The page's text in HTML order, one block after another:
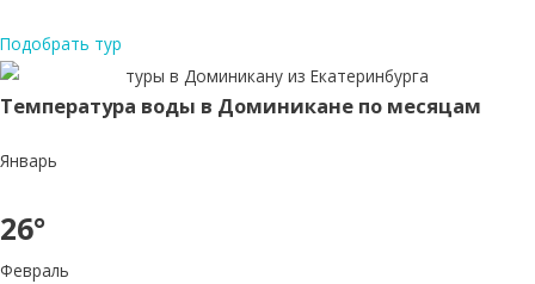
Подобрать тур
Температура воды в Доминикане по месяцам
Январь
26°
Февраль